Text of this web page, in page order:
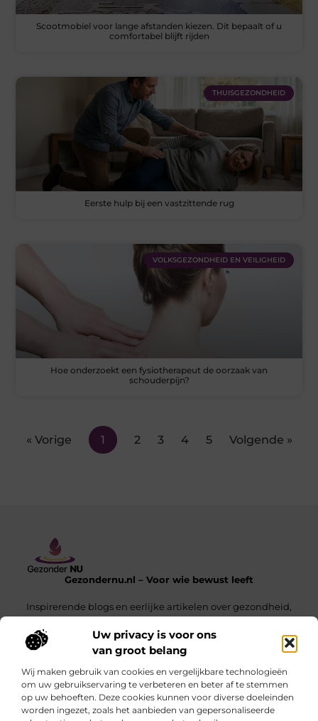
Uw privacy is voor ons
van groot belang
Wij maken gebruik van cookies en vergelijkbare technologieën
om uw gebruikservaring te verbeteren en beter af te stemmen
op uw behoeften. Deze cookies kunnen voor diverse doeleinden
worden ingezet, zoals het aanbieden van gepersonaliseerde
Scootmobiel voor lange afstanden kiezen. Dit bepaalt of u
comfortabel blijft rijden
THUISGEZONDHEID
Eerste hulp bij een vastzittende rug
VOLKSGEZONDHEID EN VEILIGHEID
Hoe onderzoekt een fysiotherapeut de oorzaak van
schouderpijn?
« Vorige 1 2 3 4 5 Volgende »
Gezondernu.nl – Voor wie bewust leeft
Inspirerende blogs en eerlijke artikelen over gezondheid,
balans en het dagelijks leven.
Onze informatie
Bericht categorie